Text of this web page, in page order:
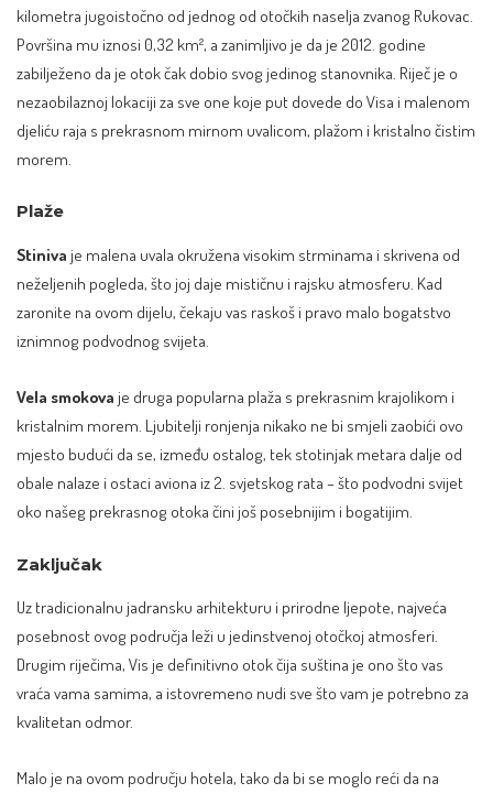
kilometra jugoistočno od jednog od otočkih naselja zvanog Rukovac.
Površina mu iznosi 0,32 km², a zanimljivo je da je 2012. godine
zabilježeno da je otok čak dobio svog jedinog stanovnika. Riječ je o
nezaobilaznoj lokaciji za sve one koje put dovede do Visa i malenom
djeliću raja s prekrasnom mirnom uvalicom, plažom i kristalno čistim
morem.
Plaže
Stiniva je malena uvala okružena visokim strminama i skrivena od
neželjenih pogleda, što joj daje mističnu i rajsku atmosferu. Kad
zaronite na ovom dijelu, čekaju vas raskoš i pravo malo bogatstvo
iznimnog podvodnog svijeta.
Vela smokova je druga popularna plaža s prekrasnim krajolikom i
kristalnim morem. Ljubitelji ronjenja nikako ne bi smjeli zaobići ovo
mjesto budući da se, između ostalog, tek stotinjak metara dalje od
obale nalaze i ostaci aviona iz 2. svjetskog rata – što podvodni svijet
oko našeg prekrasnog otoka čini još posebnijim i bogatijim.
Zaključak
Uz tradicionalnu jadransku arhitekturu i prirodne ljepote, najveća
posebnost ovog područja leži u jedinstvenoj otočkoj atmosferi.
Drugim riječima, Vis je definitivno otok čija suština je ono što vas
vraća vama samima, a istovremeno nudi sve što vam je potrebno za
kvalitetan odmor.
Malo je na ovom području hotela, tako da bi se moglo reći da na